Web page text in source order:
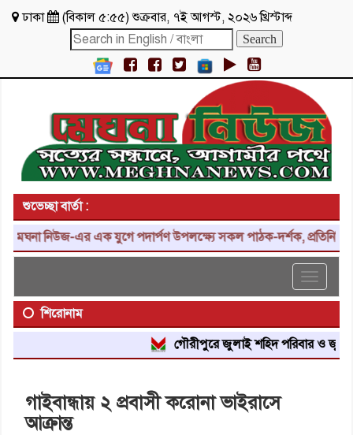
ঢাকা (বিকাল ৫:৫৫)শুক্রবার, ৭ই আগস্ট, ২০২৬ খ্রিস্টাব্দ
শুভেচ্ছা বার্তা :
নিউজ-এর এক যুগে পদার্পণ উপলক্ষ্যে সকল পাঠক-দর্শক, প্রতিনিধি,
Toggle
শিরোনাম
গৌরীপুরে জুলাই শহিদ পরিবার ও জুলাই
গাইবান্ধায় ২ প্রবাসী করোনা ভাইরাসে
আক্রান্ত